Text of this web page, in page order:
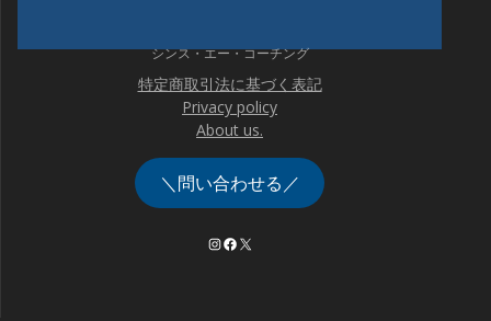
シンス・エー・コーチング
特定商取引法に基づく表記
Privacy policy
About us.
＼問い合わせる／
Instagram
Facebook
X